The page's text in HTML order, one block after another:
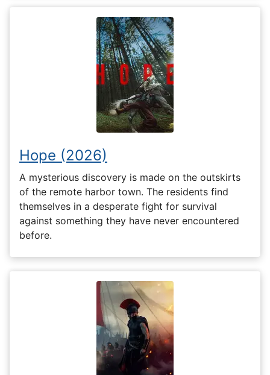
Hope (2026)
A mysterious discovery is made on the outskirts
of the remote harbor town. The residents find
themselves in a desperate fight for survival
against something they have never encountered
before.